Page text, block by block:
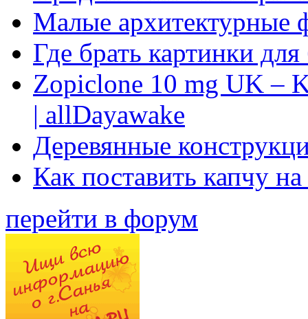
Малые архитектурные
Где брать картинки
Zopiclone 10 mg UK –
| allDayawake
Деревянные
Как поставить капчу
перейти в форум